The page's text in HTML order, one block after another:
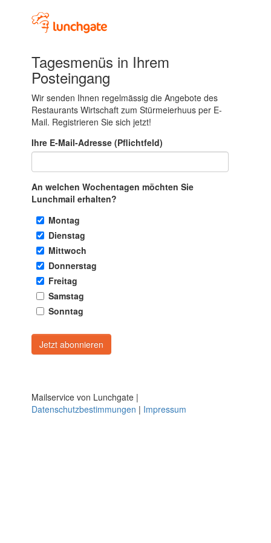
Tagesmenüs in Ihrem
Posteingang
Wir senden Ihnen regelmässig die Angebote des
Restaurants Wirtschaft zum Stürmeierhuus per E-
Mail. Registrieren Sie sich jetzt!
Ihre E-Mail-Adresse (Pflichtfeld)
An welchen Wochentagen möchten Sie
Lunchmail erhalten?
Montag
Dienstag
Mittwoch
Donnerstag
Freitag
Samstag
Sonntag
Mailservice von Lunchgate |
Datenschutzbestimmungen | Impressum